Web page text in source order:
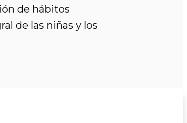
de hábitos
de las niñas y los